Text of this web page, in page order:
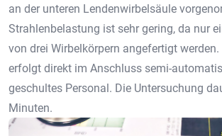
an der unteren Lendenwirbelsäule
Strahlenbelastung ist sehr gering, da nur
von drei Wirbelkörpern angefertigt werden.
erfolgt direkt im Anschluss semi-
geschultes Personal. Die Untersuchung
Minuten.